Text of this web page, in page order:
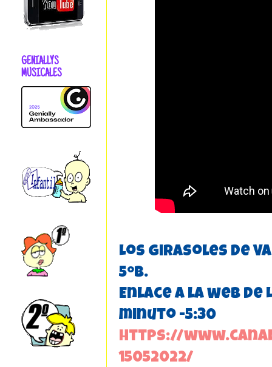
Los Girasoles de
5ºB.
Enlace a la web de
minuto -5:30
https://
15052022/
GENIALLYS
MUSICALES